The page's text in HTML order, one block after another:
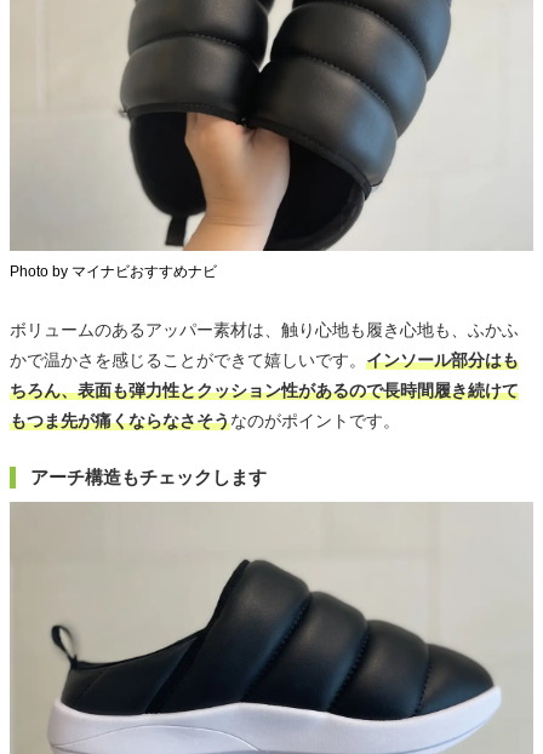
Photo by マイナビおすすめナビ
ボリュームのあるアッパー素材は、触り心地も履き心地も、ふかふ
かで温かさを感じることができて嬉しいです。 インソール部分はも
ちろん、表面も弾力性とクッション性があるので長時間履き続けて
もつま先が痛くならなさそうなのがポイントです。
アーチ構造もチェックします